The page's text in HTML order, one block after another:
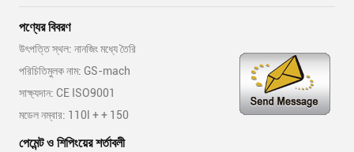
পণ্যের বিবরণ
উৎপত্তি স্থল: নানজিং মধ্যে তৈরি
পরিচিতিমুলক নাম: GS-mach
সাক্ষ্যদান: CE ISO9001
মডেল নম্বার: 110l + + 150
পেমেন্ট ও শিপিংয়ের শর্তাবলী